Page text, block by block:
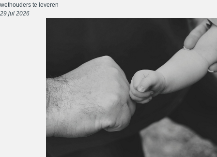
wethouders te leveren
29 jul 2026